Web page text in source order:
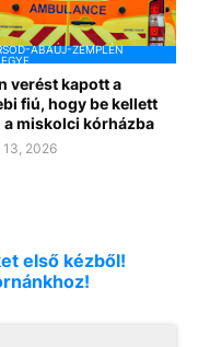
ABAÚJ-ZEMPLÉN
verést kapott a
fiú, hogy be kellett
a miskolci kórházba
2026
első kézből!